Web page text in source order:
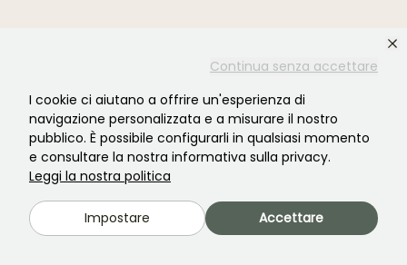
Continua senza accettare
I cookie ci aiutano a offrire un'esperienza di
navigazione personalizzata e a misurare il nostro
pubblico. È possibile configurarli in qualsiasi momento
e consultare la nostra informativa sulla privacy.
Leggi la nostra politica
Impostare Accettare
Non hai trovato quello che cercavi?